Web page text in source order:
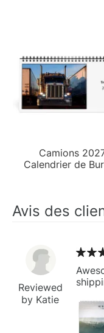
Camions
Calendrier de
Avis des
Reviewed
by Katie